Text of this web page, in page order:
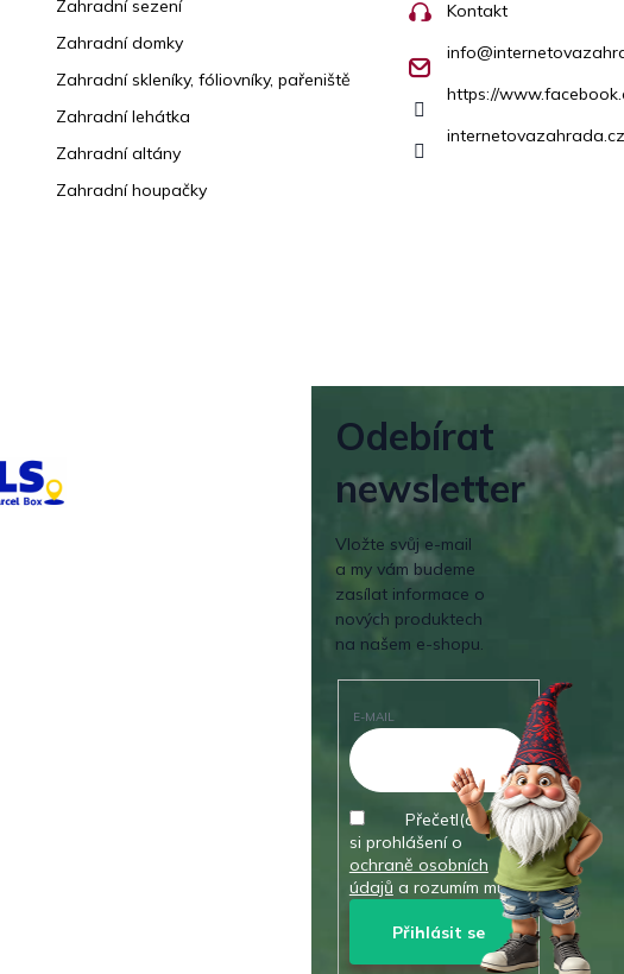
Zahradní sezení
Zahradní domky
Zahradní skleníky, fóliovníky, pařeniště
Zahradní lehátka
Zahradní altány
Zahradní houpačky
Kontakt
info@
https://
Odebírat
newsletter
Vložte svůj e-mail
a my vám budeme
zasílat informace o
nových produktech
na našem e-shopu.
E-MAIL
Přečetl(a) jsem
si prohlášení o
ochraně osobních
údajů a rozumím mu.
Přihlásit se